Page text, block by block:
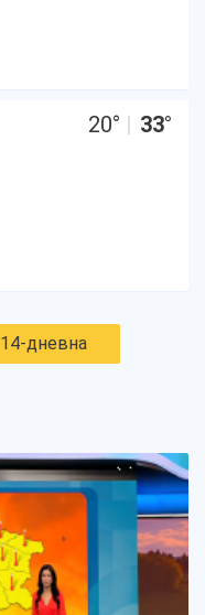
20° | 33°
14-дневна